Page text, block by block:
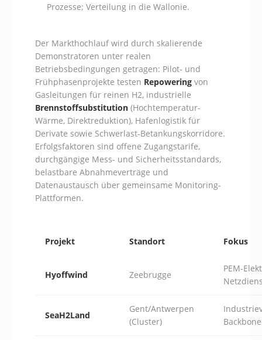
Prozesse; Verteilung in die Wallonie.
Der Markthochlauf wird durch skalierende
Demonstratoren unter realen
Betriebsbedingungen getragen: Pilot- und
Frühphasenprojekte testen Repowering von
Gasleitungen für reinen H2, industrielle
Brennstoffsubstitution (Hochtemperatur-
Wärme, Direktreduktion), Hafenlogistik für
Derivate sowie Schwerlast-Betankungskorridore.
Erfolgsfaktoren sind offene Zugangstarife,
durchgängige Mess- und Sicherheitsstandards,
belastbare Abnahmeverträge und
Datenaustausch über gemeinsame Monitoring-
Plattformen.
Projekt Standort Fokus
Hyoffwind Zeebrugge
SeaH2Land
Gent/Antwerpen
(Cluster)